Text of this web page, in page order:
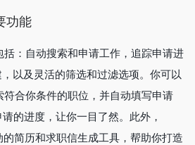
功能
：自动搜索和申请工作，追踪申请进
以及灵活的筛选和过滤选项。你可以
合你条件的职位，并自动填写申请
的进度，让你一目了然。此外，
简历和求职信生成工具，帮助你打造